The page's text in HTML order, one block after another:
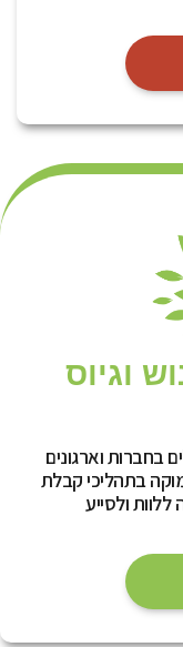
וגיוס
בחברות וארגונים
בתהליכי קבלת
ולסייע